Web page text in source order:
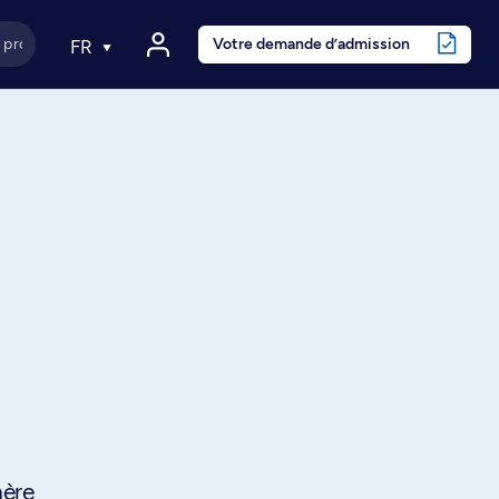
FR Votre demande d’admission